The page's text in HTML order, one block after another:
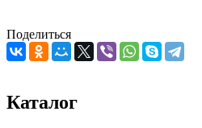
Поделиться
Каталог